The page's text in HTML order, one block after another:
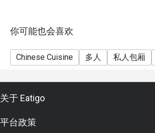
你可能也会喜欢
Chinese Cuisine 多人 私人包厢
关于 Eatigo
平台政策